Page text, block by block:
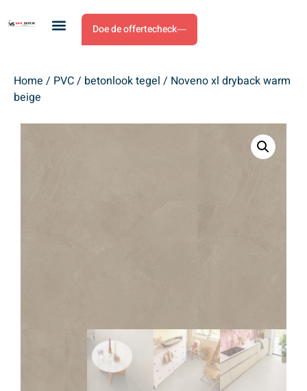
Doe de offertecheck
Home / PVC/ betonlook tegel / Noveno xl dryback warm
beige